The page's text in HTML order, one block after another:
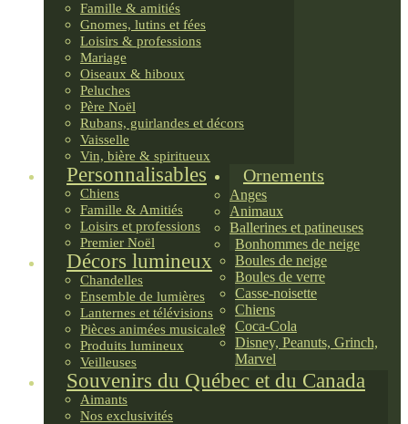
Famille & amitiés
Gnomes, lutins et fées
Loisirs & professions
Mariage
Oiseaux & hiboux
Peluches
Père Noël
Rubans, guirlandes et décors
Vaisselle
Vin, bière & spiritueux
Personnalisables
Chiens
Famille & Amitiés
Loisirs et professions
Premier Noël
Décors lumineux
Chandelles
Ensemble de lumières
Lanternes et télévisions
Pièces animées musicales
Produits lumineux
Veilleuses
Souvenirs du Québec et du Canada
Aimants
Nos exclusivités
Ornements
Anges
Animaux
Ballerines et patineuses
Bonhommes de neige
Boules de neige
Boules de verre
Casse-noisette
Chiens
Coca-Cola
Disney, Peanuts, Grinch,
Marvel